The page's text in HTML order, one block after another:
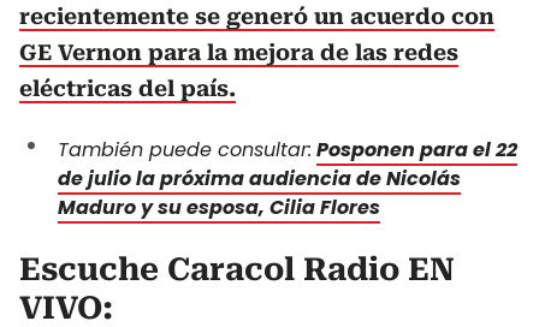
recientemente se generó un acuerdo con
GE Vernon para la mejora de las redes
eléctricas del país.
También puede consultar: Posponen para el 22
de julio la próxima audiencia de Nicolás
Maduro y su esposa, Cilia Flores
Escuche Caracol Radio EN
VIVO: